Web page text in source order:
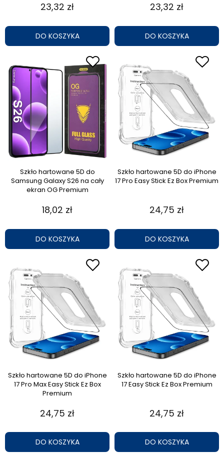
23,32 zł
DO KOSZYKA
23,32 zł
DO KOSZYKA
Szkło hartowane 5D do
Samsung Galaxy S26 na cały
ekran OG Premium
18,02 zł
DO KOSZYKA
Szkło hartowane 5D do iPhone
17 Pro Easy Stick Ez Box Premium
24,75 zł
DO KOSZYKA
Szkło hartowane 5D do iPhone
17 Pro Max Easy Stick Ez Box
Premium
24,75 zł
DO KOSZYKA
Szkło hartowane 5D do iPhone
17 Easy Stick Ez Box Premium
24,75 zł
DO KOSZYKA